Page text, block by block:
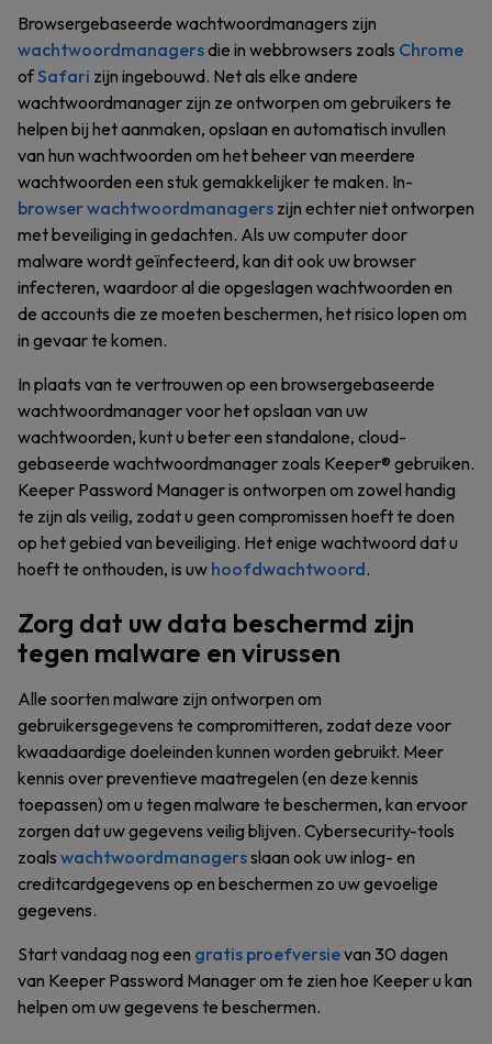
Browsergebaseerde wachtwoordmanagers zijn
wachtwoordmanagersdie in webbrowsers zoals Chrome
ofSafari zijn ingebouwd. Net als elke andere
wachtwoordmanager zijn ze ontworpen om gebruikers te
helpen bij het aanmaken, opslaan en automatisch invullen
van hun wachtwoorden om het beheer van meerdere
wachtwoorden een stuk gemakkelijker te maken. In-
browser wachtwoordmanagers zijn echter niet ontworpen
met beveiliging in gedachten. Als uw computer door
malware wordt geïnfecteerd, kan dit ook uw browser
infecteren, waardoor al die opgeslagen wachtwoorden en
de accounts die ze moeten beschermen, het risico lopen om
in gevaar te komen.
In plaats van te vertrouwen op een browsergebaseerde
wachtwoordmanager voor het opslaan van uw
wachtwoorden, kunt u beter een standalone, cloud-
gebaseerde wachtwoordmanager zoals Keeper® gebruiken.
Keeper Password Manager is ontworpen om zowel handig
te zijn als veilig, zodat u geen compromissen hoeft te doen
op het gebied van beveiliging. Het enige wachtwoord dat u
hoeft te onthouden, is uw hoofdwachtwoord.
Zorg dat uw data beschermd zijn
tegen malware en virussen
Alle soorten malware zijn ontworpen om
gebruikersgegevens te compromitteren, zodat deze voor
kwaadaardige doeleinden kunnen worden gebruikt. Meer
kennis over preventieve maatregelen (en deze kennis
toepassen) om u tegen malware te beschermen, kan ervoor
zorgen dat uw gegevens veilig blijven. Cybersecurity-tools
zoals wachtwoordmanagersslaan ook uw inlog- en
creditcardgegevens op en beschermen zo uw gevoelige
gegevens.
Start vandaag nog een gratis proefversievan 30 dagen
van Keeper Password Manager om te zien hoe Keeper u kan
helpen om uw gegevens te beschermen.